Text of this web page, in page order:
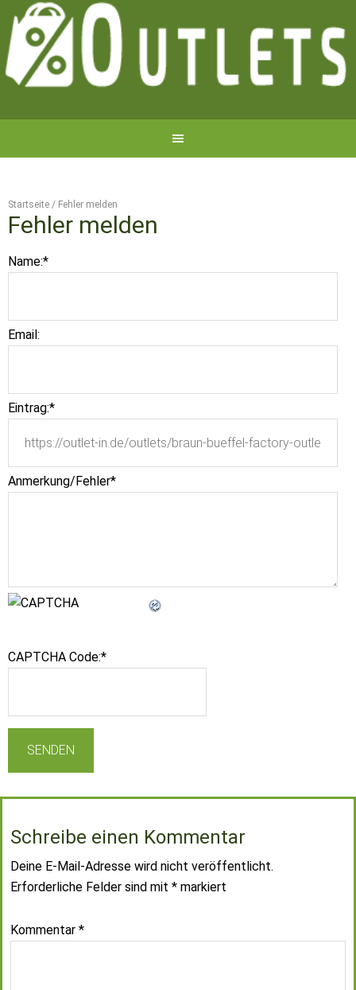
Startseite / Fehler melden
Fehler melden
Name:*
Email:
Eintrag:*
Anmerkung/Fehler*
CAPTCHA Code:*
Schreibe einen Kommentar
Deine E-Mail-Adresse wird nicht veröffentlicht.
Erforderliche Felder sind mit * markiert
Kommentar *